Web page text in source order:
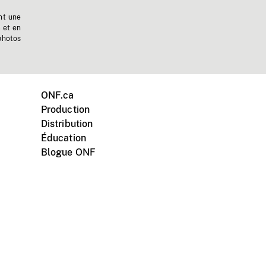
une
et en
ONF.ca
Production
Distribution
Éducation
Blogue ONF